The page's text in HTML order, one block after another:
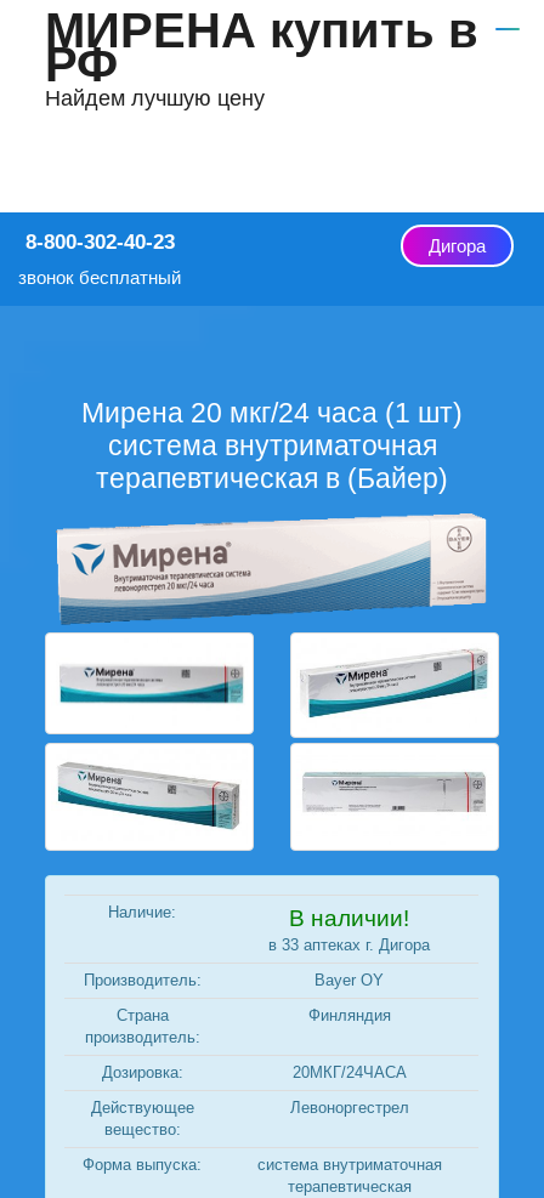
МИРЕНА купить в
РФ
Найдем лучшую цену
8-800-302-40-23
звонок бесплатный
Дигора
Мирена 20 мкг/24 часа (1 шт)
система внутриматочная
терапевтическая в (Байер)
Наличие: В наличии!
в 33 аптеках г. Дигора
Производитель:
Bayer OY
Страна
производитель:
Финляндия
Дозировка:
20МКГ/24ЧАСА
Действующее
вещество:
Левоноргестрел
Форма выпуска:
система внутриматочная
терапевтическая